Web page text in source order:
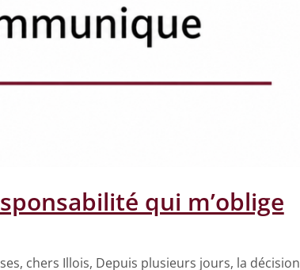
qui m’oblige
chers Illois, Depuis plusieurs jours, la décision